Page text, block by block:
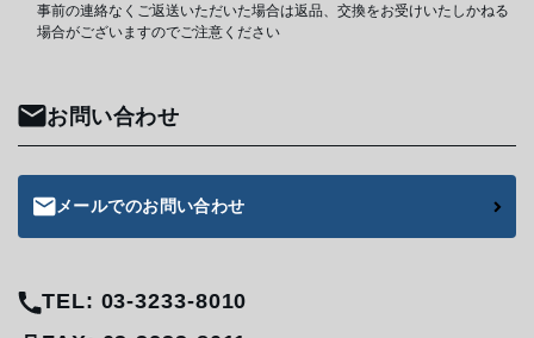
事前の連絡なくご返送いただいた場合は返品、交換をお受けいたしかねる
場合がございますのでご注意ください
お問い合わせ
メールでのお問い合わせ
TEL: 03-3233-8010